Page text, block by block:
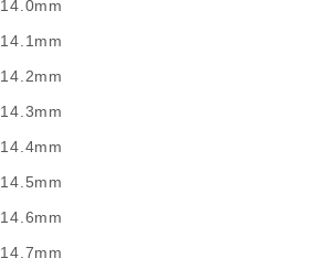
14.0mm
14.1mm
14.2mm
14.3mm
14.4mm
14.5mm
14.6mm
14.7mm